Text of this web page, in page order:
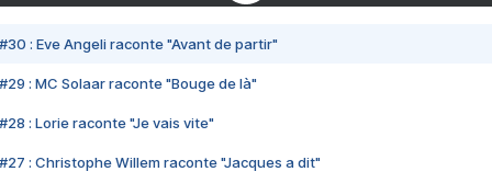
#30 : Eve Angeli raconte "Avant de partir"
#29 : MC Solaar raconte "Bouge de là"
#28 : Lorie raconte "Je vais vite"
#27 : Christophe Willem raconte "Jacques a dit"